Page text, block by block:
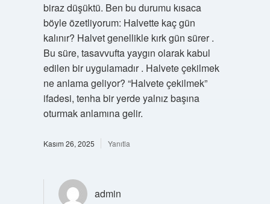
biraz düşüktü. Ben bu durumu kısaca
böyle özetliyorum: Halvette kaç gün
kalınır? Halvet genellikle kırk gün sürer .
Bu süre, tasavvufta yaygın olarak kabul
edilen bir uygulamadır . Halvete çekilmek
ne anlama geliyor? “Halvete çekilmek”
ifadesi, tenha bir yerde yalnız başına
oturmak anlamına gelir.
Kasım 26, 2025 Yanıtla
admin